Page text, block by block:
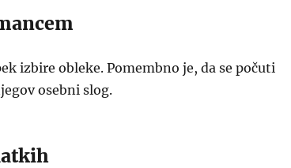
izbire obleke. Pomembno je, da se počuti
osebni slog.